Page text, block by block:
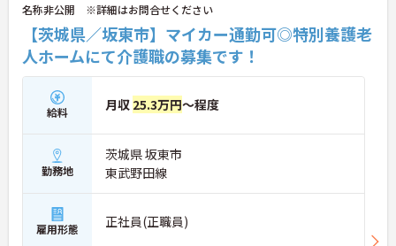
名称非公開 ※詳細はお問合せください
【茨城県／坂東市】マイカー通勤可◎特別養護老
人ホームにて介護職の募集です！
給料 月収 25.3万円～程度
勤務地
茨城県 坂東市
東武野田線
雇用形態 正社員(正職員)